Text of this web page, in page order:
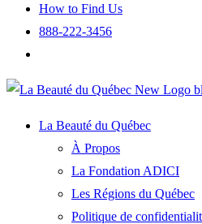
How to Find Us
888-222-3456
La Beauté du Québec
À Propos
La Fondation ADICI
Les Régions du Québec
Politique de